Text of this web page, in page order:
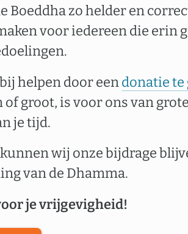
Boeddha zo helder en
voor iedereen die erin
helpen door eendonatie te
of groot, is voor ons van
je tijd.
wij onze bijdrage
van de Dhamma.
je vrijgevigheid!